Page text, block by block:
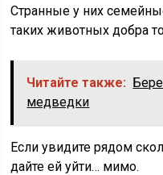
Странные у них
таких животных добра
Читайте также:
медведки
Если увидите рядом
дайте ей уйти… мимо.